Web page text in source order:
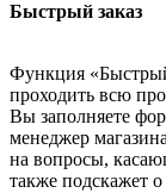
Быстрый заказ
Функция
проходить всю
Вы заполняете
менеджер
на вопросы,
также подскажет